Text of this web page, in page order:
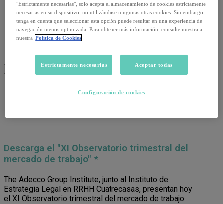
Artículos
Infografías
Informes
Podcast
Descarga el "XI Observatorio trimestral del
mercado de trabajo" *
The Adecco Group Institute, junto al Instituto de
Estrategia Legal en RRHH Cuatrecasas, presentan hoy
el XI Observatorio trimestral del mercado de trabajo.
"Estrictamente necesarias", solo acepta el almacenamiento de cookies estrictamente
necesarias en su dispositivo, no utilizándose ningunas otras cookies. Sin embargo,
tenga en cuenta que seleccionar esta opción puede resultar en una experiencia de
navegación menos optimizada. Para obtener más información, consulte nuestra a
nuestra Política de Cookies
Estrictamente necesarias Aceptar todas
Configuración de cookies